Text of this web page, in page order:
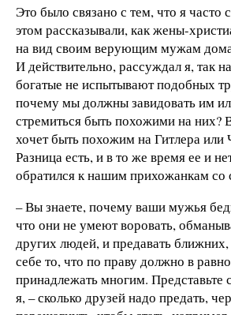
Это было связано с тем, что я
этом рассказывали, как жены-
на вид своим верующим мужам
И действительно, рассуждал я, так
богатые не испытывают подобных
почему мы должны завидовать им
стремиться быть похожими на них?
хочет быть похожим на Гитлера
Разница есть, и в то же время ее и
обратился к нашим прихожанкам со
– Вы знаете, почему ваши мужья
что они не умеют воровать,
других людей, и предавать ближних,
себе то, что по праву должно в
принадлежать многим. Представьте
я, – сколько друзей надо предать,